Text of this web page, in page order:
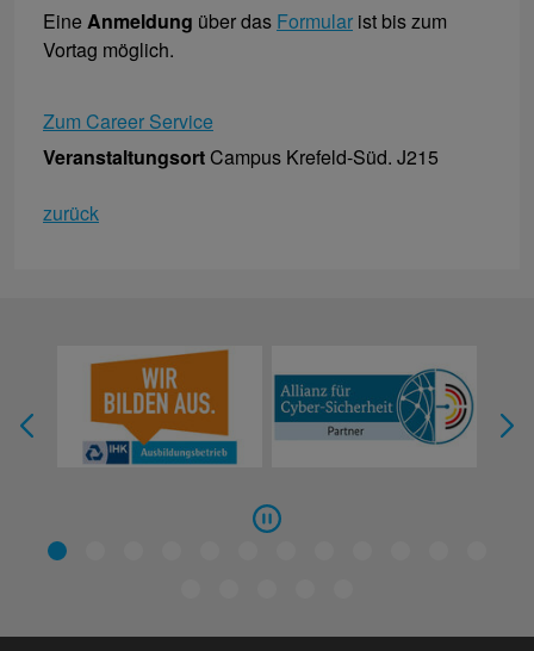
Eine Anmeldung über das Formular ist bis zum
Vortag möglich.
Zum Career Service
Veranstaltungsort Campus Krefeld-Süd. J215
zurück